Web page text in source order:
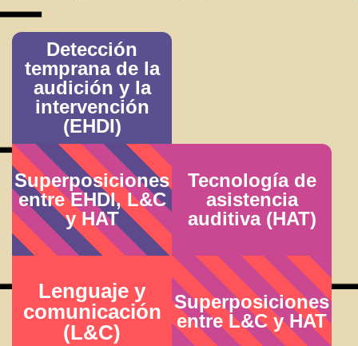
Detección
temprana de la
audición y la
intervención
(EHDI)
Superposiciones
entre EHDI, L&C
y HAT
Tecnología de
asistencia
auditiva (HAT)
Lenguaje y
comunicación
(L&C)
Superposiciones
entre L&C y HAT